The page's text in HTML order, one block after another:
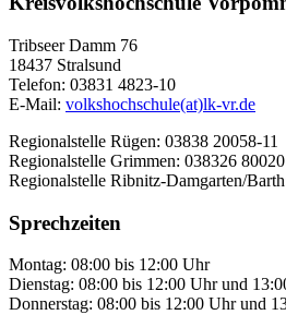
Tribseer Damm 76
18437 Stralsund
Telefon: 03831 4823-10
E-Mail: volkshochschule(at)lk-vr.de
Regionalstelle Rügen: 03838 20058-11
Regionalstelle Grimmen: 038326 80020
Regionalstelle Ribnitz-Damgarten/
Sprechzeiten
Montag: 08:00 bis 12:00 Uhr
Dienstag: 08:00 bis 12:00 Uhr und
Donnerstag: 08:00 bis 12:00 Uhr und